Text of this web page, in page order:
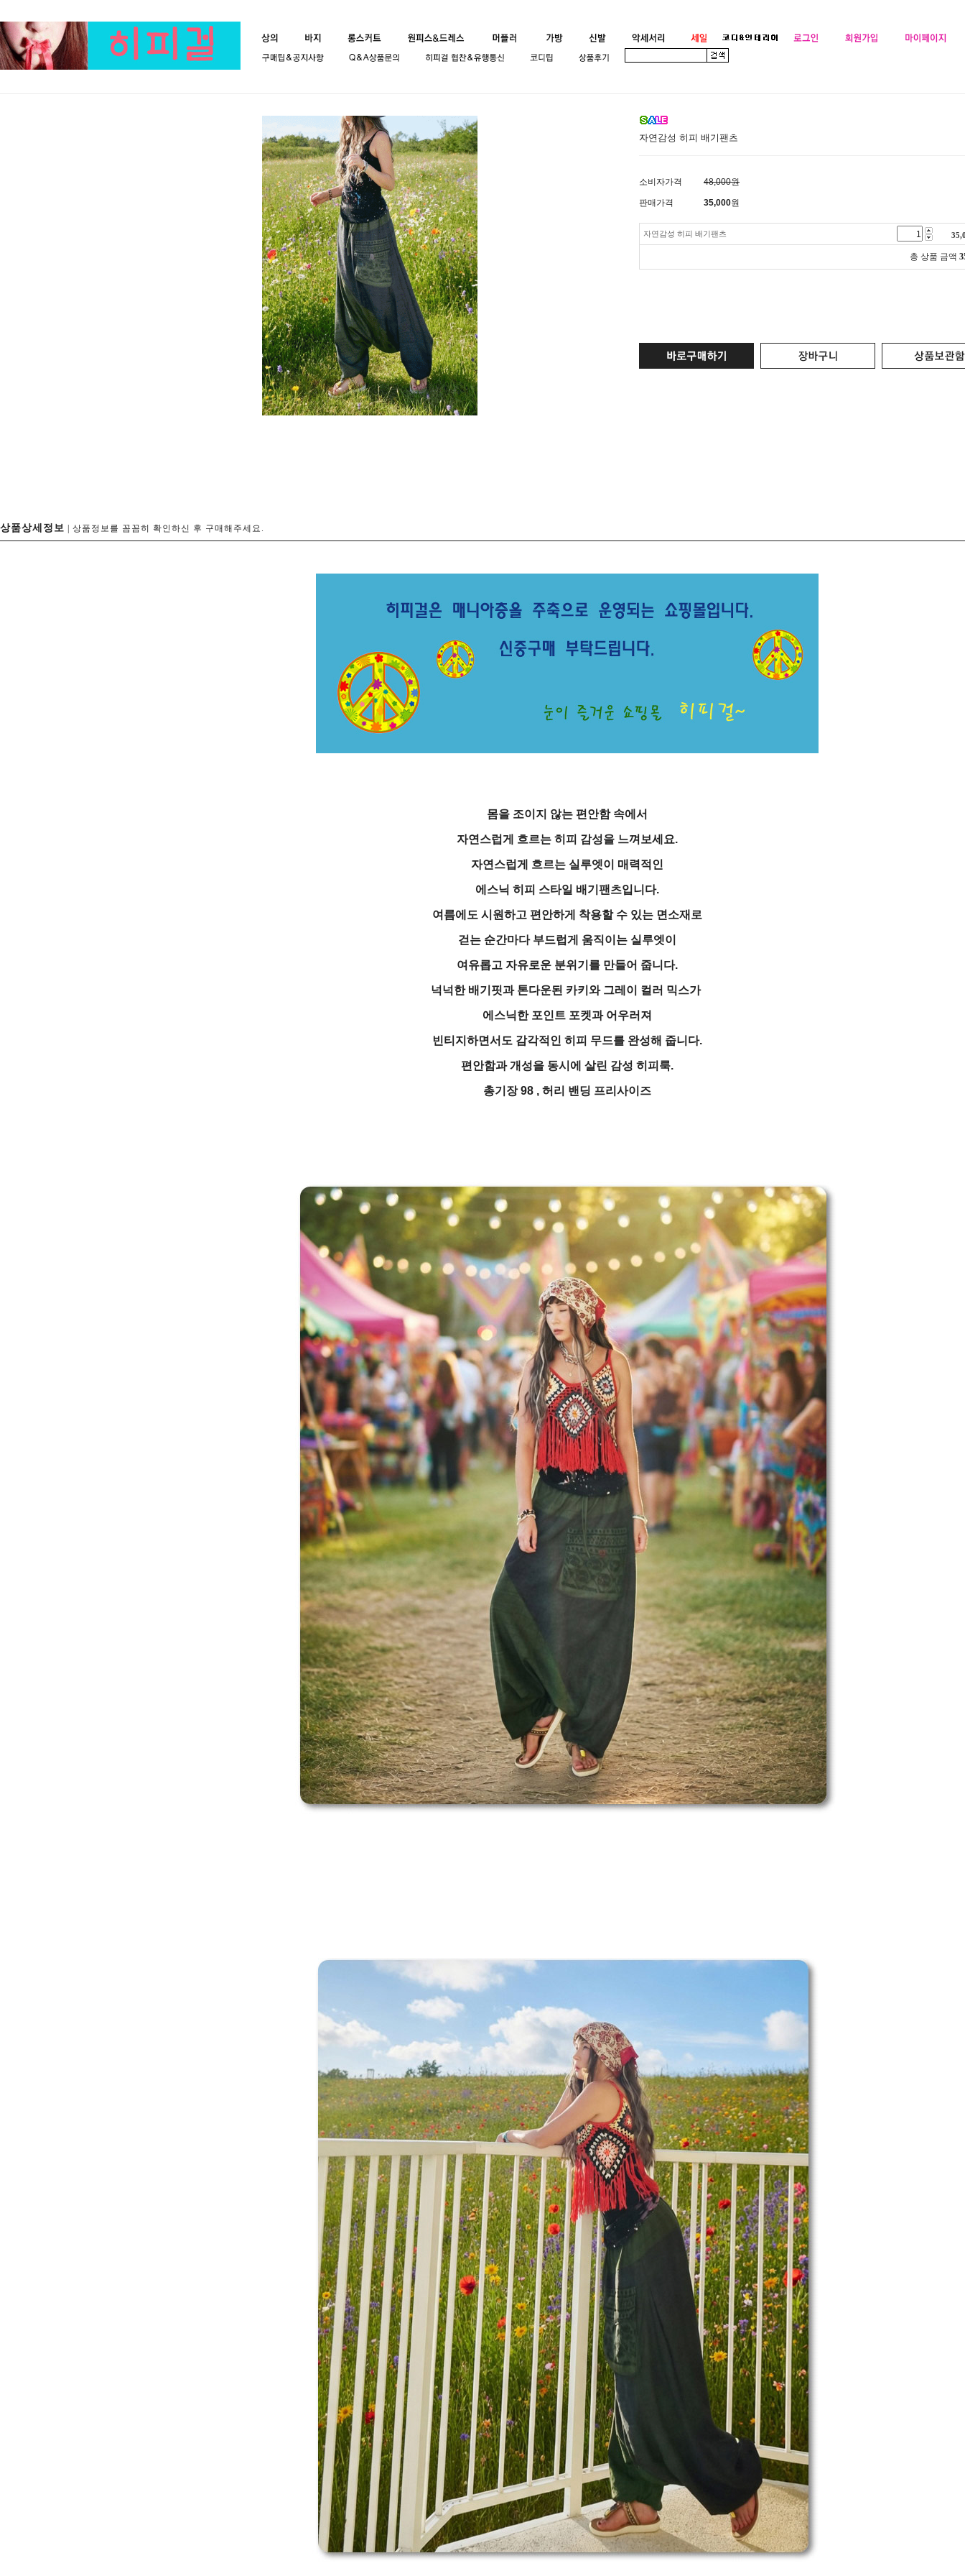
자연감성 히피 배기팬츠
소비자가격 48,000원
판매가격 35,000원
자연감성 히피 배기팬츠
총 상품 금액
상품상세정보 | 상품정보를 꼼꼼히 확인하신 후 구매해주세요.
몸을 조이지 않는 편안함 속에서
자연스럽게 흐르는 히피 감성을 느껴보세요.
자연스럽게 흐르는 실루엣이 매력적인
에스닉 히피 스타일 배기팬츠입니다.
여름에도 시원하고 편안하게 착용할 수 있는 면소재로
걷는 순간마다 부드럽게 움직이는 실루엣이
여유롭고 자유로운 분위기를 만들어 줍니다.
넉넉한 배기핏과 톤다운된 카키와 그레이 컬러 믹스가
에스닉한 포인트 포켓과 어우러져
빈티지하면서도 감각적인 히피 무드를 완성해 줍니다.
편안함과 개성을 동시에 살린 감성 히피룩.
총기장 98 , 허리 밴딩 프리사이즈